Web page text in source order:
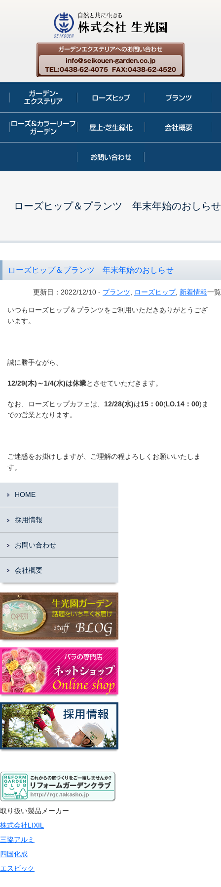
ローズヒップ＆プランツ 年末年始のおしらせ
ローズヒップ＆プランツ 年末年始のおしらせ
更新日：2022/12/10 - プランツ ローズヒップ, 新着情報一覧
いつもローズヒップ＆プランツをご利用いただきありがとうござ
います。
誠に勝手ながら、
12/29(木)～1/4(水)は休業とさせていただきます。
なお、ローズヒップカフェは、 12/28(水)は15：00(LO.14：00)ま
での営業となります。
ご迷惑をお掛けしますが、ご理解の程よろしくお願いいたしま
す。
HOME
採用情報
お問い合わせ
会社概要
取り扱い製品メーカー
株式会社LIXIL
三協アルミ
四国化成
エスビック